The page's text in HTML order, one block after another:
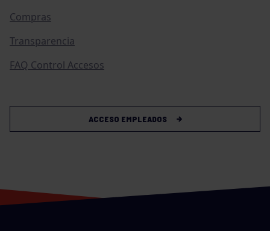
Compras
Transparencia
FAQ Control Accesos
ACCESO EMPLEADOS